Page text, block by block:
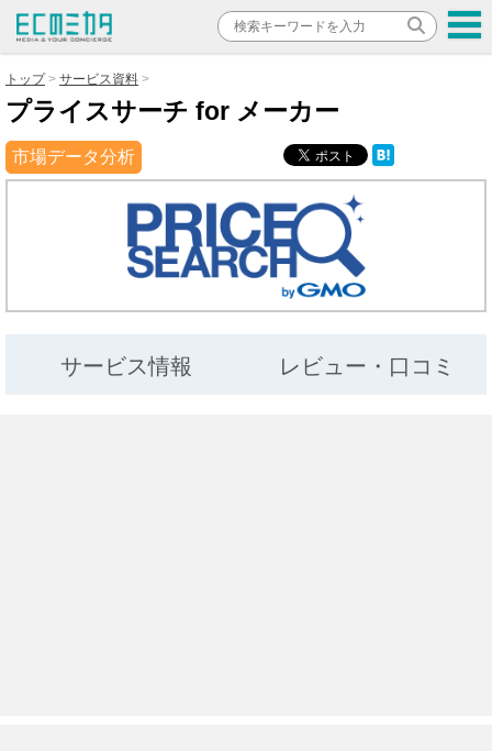
トップ サービス資料
プライスサーチ for メーカー
市場データ分析
サービス情報 レビュー・口コミ